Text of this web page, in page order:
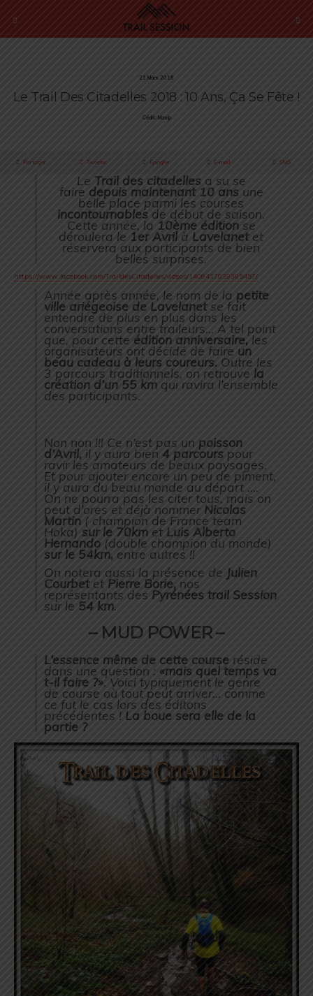
21 Mars 2018
Le Trail Des Citadelles 2018 : 10 Ans, Ça Se Fête !
Cédric Masip
Partager Tweeter Épingler E-mail SMS
Le Trail des citadellesa su se
faire depuis maintenant 10 ansune
belle place parmi les courses
incontournables de début de saison.
Cette année, la 10ème éditionse
déroulera le 1er Avril à Lavelanetet
réservera aux participants de bien
belles surprises.
https://www.facebook.com/TraildesCitadelles/videos/1406417039395457/
Année après année, le nom de la petite
ville ariégeoise de Lavelanetse fait
entendre de plus en plus dans les
conversations entre traileurs… A tel point
que, pour cette édition anniversaire,les
organisateurs ont décidé de faire un
beau cadeau à leurs coureurs. Outre les
3 parcours traditionnels, on retrouve la
création d’un 55 km qui ravira l’ensemble
des participants.
Non non !!! Ce n’est pas un poisson
d’Avril, il y aura bien 4 parcours pour
ravir les amateurs de beaux paysages.
Et pour ajouter encore un peu de piment,
il y aura du beau monde au départ ….
On ne pourra pas les citer tous, mais on
peut d’ores et déjà nommer Nicolas
Martin ( champion de France team
Hoka) sur le 70km et Luis Alberto
Hernando (double champion du monde)
sur le 54km, entre autres !!
On notera aussi la présence de Julien
Courbetet Pierre Borie, nos
représentants des Pyrénées trail Session
sur le 54 km.
– MUD POWER –
L’essence même de cette course réside
dans une question : «mais quel temps va
t-il faire ?». Voici typiquement le genre
de course où tout peut arriver… comme
ce fut le cas lors des éditons
précédentes ! La boue sera elle de la
partie ?